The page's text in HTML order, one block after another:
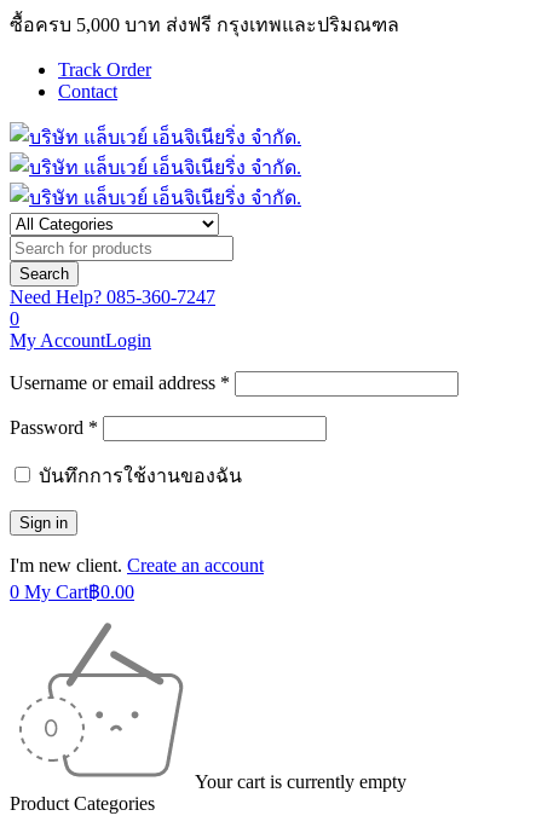
ซื้อครบ 5,000 บาท ส่งฟรี กรุงเทพและปริมณฑล
Track Order
Contact
Need Help? 085-360-7247
0
My AccountLogin
Username or email address *
Password *
บันทึกการใช้งานของฉัน
I'm new client. Create an account
0 My Cart฿0.00
Your cart is currently empty
Product Categories